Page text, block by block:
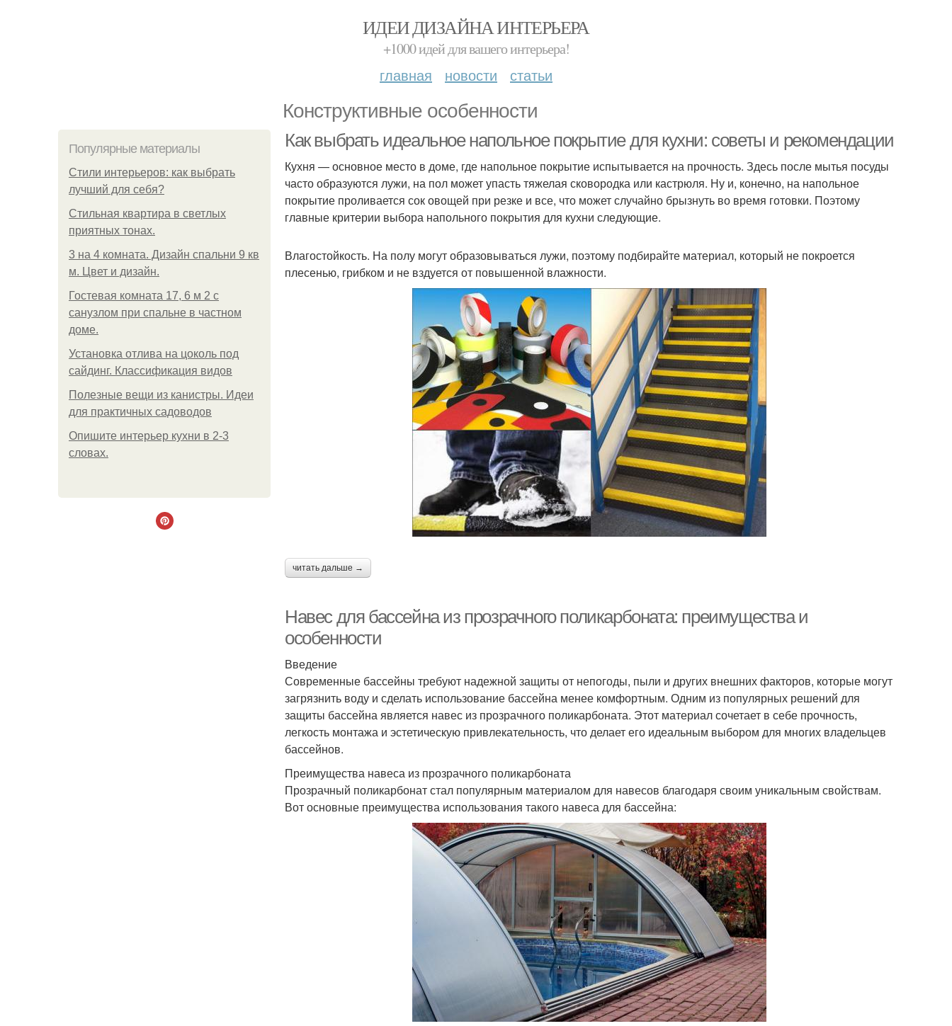
ИДЕИ ДИЗАЙНА ИНТЕРЬЕРА
+1000 идей для вашего интерьера!
главная новости статьи
Конструктивные особенности
Популярные материалы
Стили интерьеров: как выбрать
лучший для себя?
Стильная квартира в светлых
приятных тонах.
3 на 4 комната. Дизайн спальни 9 кв
м. Цвет и дизайн.
Гостевая комната 17, 6 м 2 с
санузлом при спальне в частном
доме.
Установка отлива на цоколь под
сайдинг. Классификация видов
Полезные вещи из канистры. Идеи
для практичных садоводов
Опишите интерьер кухни в 2-3
словах.
Как выбрать идеальное напольное покрытие для кухни: советы и рекомендации
Кухня — основное место в доме, где напольное покрытие испытывается на прочность. Здесь после мытья посуды
часто образуются лужи, на пол может упасть тяжелая сковородка или кастрюля. Ну и, конечно, на напольное
покрытие проливается сок овощей при резке и все, что может случайно брызнуть во время готовки. Поэтому
главные критерии выбора напольного покрытия для кухни следующие.
Влагостойкость. На полу могут образовываться лужи, поэтому подбирайте материал, который не покроется
плесенью, грибком и не вздуется от повышенной влажности.
читать дальше →
Навес для бассейна из прозрачного поликарбоната: преимущества и
особенности
Введение
Современные бассейны требуют надежной защиты от непогоды, пыли и других внешних факторов, которые могут
загрязнить воду и сделать использование бассейна менее комфортным. Одним из популярных решений для
защиты бассейна является навес из прозрачного поликарбоната. Этот материал сочетает в себе прочность,
легкость монтажа и эстетическую привлекательность, что делает его идеальным выбором для многих владельцев
бассейнов.
Преимущества навеса из прозрачного поликарбоната
Прозрачный поликарбонат стал популярным материалом для навесов благодаря своим уникальным свойствам.
Вот основные преимущества использования такого навеса для бассейна: